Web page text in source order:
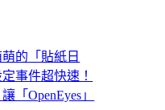
萌的「貼紙日
事件超快速！
「OpenEyes」